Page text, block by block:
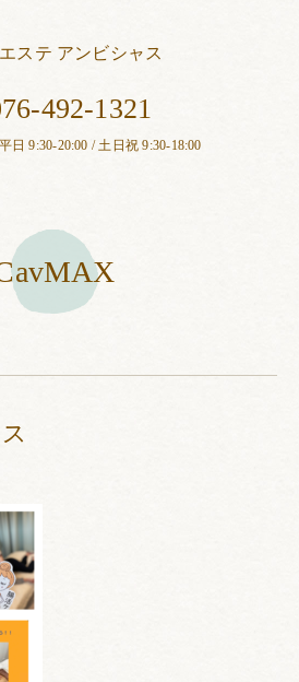
492-1321
日 9:30-20:00 / 土日祝 9:30-18:00